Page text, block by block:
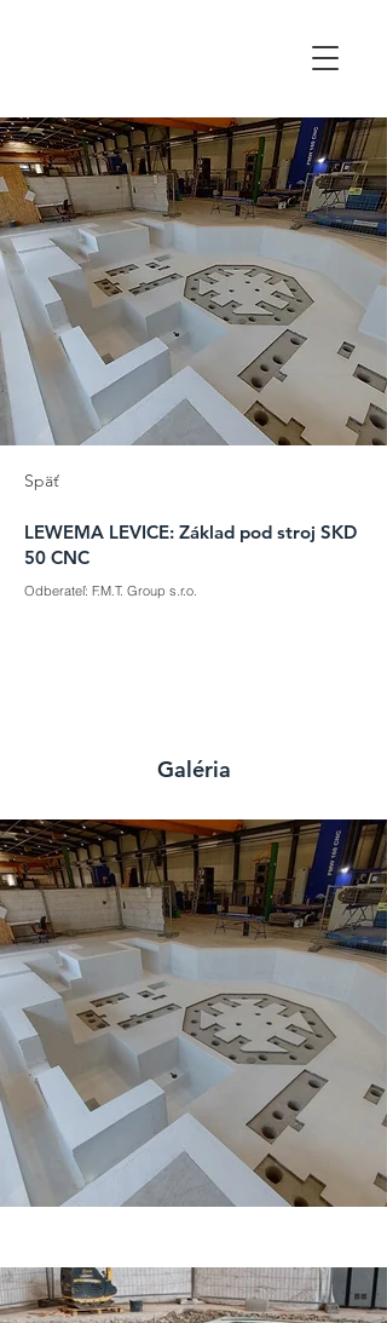
Späť
LEWEMA LEVICE: Základ pod stroj SKD
50 CNC
Odberateľ: F.M.T. Group s.r.o.
Galéria